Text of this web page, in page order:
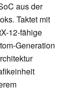
aus der
Taktet mit
12-fähige
Generation